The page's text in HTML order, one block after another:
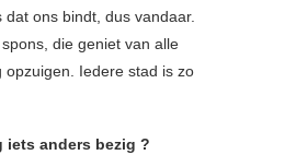
dat ons bindt, dus vandaar.
die geniet van alle
Iedere stad is zo
iets anders bezig ?